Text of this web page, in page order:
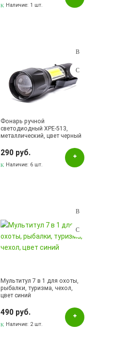
Наличие: 1 шт.
Фонарь ручной
светодиодный XPE-513,
металлический, цвет черный
290 руб.
Наличие: 6 шт.
Мультитул 7 в 1 для охоты,
рыбалки, туризма, чехол,
цвет синий
490 руб.
Наличие: 2 шт.